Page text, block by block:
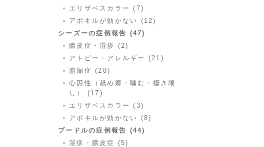
エリザベスカラー (7)
アポキルが効かない (12)
シーズーの症例報告 (47)
膿皮症・湿疹 (2)
アトピー・アレルギー (21)
脂漏症 (28)
心因性（舐め癖・噛む・掻き壊
し） (17)
エリザベスカラー (3)
アポキルが効かない (8)
プードルの症例報告 (44)
湿疹・膿皮症 (5)